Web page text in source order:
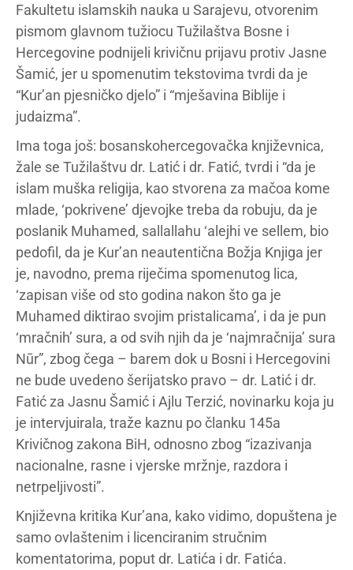
Fakultetu islamskih nauka u Sarajevu, otvorenim
pismom glavnom tužiocu Tužilaštva Bosne i
Hercegovine podnijeli krivičnu prijavu protiv Jasne
Šamić, jer u spomenutim tekstovima tvrdi da je
“Kur’an pjesničko djelo” i “mješavina Biblije i
judaizma”.
Ima toga još: bosanskohercegovačka književnica,
žale se Tužilaštvu dr. Latić i dr. Fatić, tvrdi i “da je
islam muška religija, kao stvorena za mačoa kome
mlade, ‘pokrivene’ djevojke treba da robuju, da je
poslanik Muhamed, sallallahu ‘alejhi ve sellem, bio
pedofil, da je Kur’an neautentična Božja Knjiga jer
je, navodno, prema riječima spomenutog lica,
‘zapisan više od sto godina nakon što ga je
Muhamed diktirao svojim pristalicama’, i da je pun
‘mračnih’ sura, a od svih njih da je ‘najmračnija’ sura
Nūr”, zbog čega – barem dok u Bosni i Hercegovini
ne bude uvedeno šerijatsko pravo – dr. Latić i dr.
Fatić za Jasnu Šamić i Ajlu Terzić, novinarku koja ju
je intervjuirala, traže kaznu po članku 145a
Krivičnog zakona BiH, odnosno zbog “izazivanja
nacionalne, rasne i vjerske mržnje, razdora i
netrpeljivosti”.
Književna kritika Kur’ana, kako vidimo, dopuštena je
samo ovlaštenim i licenciranim stručnim
komentatorima, poput dr. Latića i dr. Fatića.